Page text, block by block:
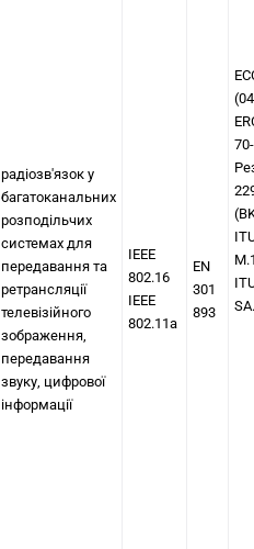
радіозв'язок у
багатоканальних
розподільчих
системах для
передавання та
ретрансляції
телевізійного
зображення,
передавання
звуку, цифрової
інформації
IEEE
802.16
IEEE
802.11a
EN
301
893